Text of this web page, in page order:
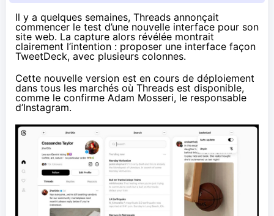
Il y a quelques semaines, Threads annonçait
commencer le test d’une nouvelle interface pour son
site web. La capture alors révélée montrait
clairement l’intention : proposer une interface façon
TweetDeck, avec plusieurs colonnes.
Cette nouvelle version est en cours de déploiement
dans tous les marchés où Threads est disponible,
comme le confirme Adam Mosseri, le responsable
d’Instagram.